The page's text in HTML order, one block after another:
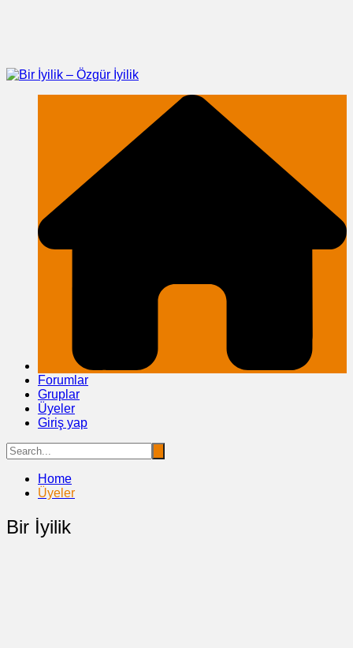
Forumlar
Gruplar
Üyeler
Giriş yap
Home
Üyeler
Bir İyilik